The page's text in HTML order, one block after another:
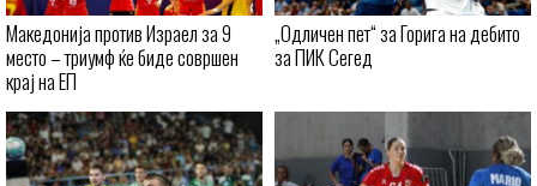
Македонија против Израел за 9
место – триумф ќе биде совршен
крај на ЕП
„Одличен пет“ за Горига на дебито
за ПИК Сегед